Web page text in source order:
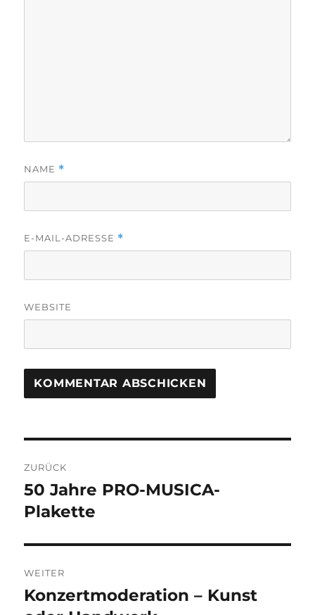
NAME *
E-MAIL-ADRESSE *
WEBSITE
ZURÜCK
Vorheriger
Beitrag:
50 Jahre PRO-MUSICA-
Plakette
WEITER
Nächster
Konzertmoderation – Kunst